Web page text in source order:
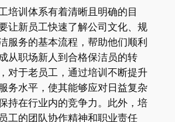
培训体系有着清晰且明确的目
让新员工快速了解公司文化、规
服务的基本流程，帮助他们顺利
从职场新人到合格保洁员的转
对于老员工，通过培训不断提升
务水平，使其能够应对日益复杂
持在行业内的竞争力。此外，培
工的团队协作精神和职业责任